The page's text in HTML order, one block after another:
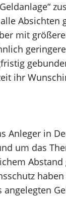
mit
ihr
Anleger in
um das